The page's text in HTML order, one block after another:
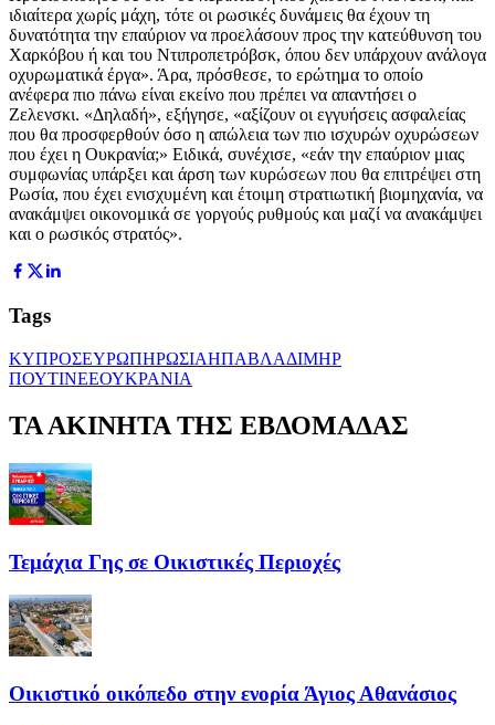
ιδιαίτερα χωρίς μάχη, τότε οι ρωσικές δυνάμεις θα έχουν τη
δυνατότητα την επαύριον να προελάσουν προς την κατεύθυνση του
Χαρκόβου ή και του Ντιπροπετρόβσκ, όπου δεν υπάρχουν ανάλογα
οχυρωματικά έργα». Άρα, πρόσθεσε, το ερώτημα το οποίο
ανέφερα πιο πάνω είναι εκείνο που πρέπει να απαντήσει ο
Ζελενσκι. «Δηλαδή», εξήγησε, «αξίζουν οι εγγυήσεις ασφαλείας
που θα προσφερθούν όσο η απώλεια των πιο ισχυρών οχυρώσεων
που έχει η Ουκρανία;» Ειδικά, συνέχισε, «εάν την επαύριον μιας
συμφωνίας υπάρξει και άρση των κυρώσεων που θα επιτρέψει στη
Ρωσία, που έχει ενισχυμένη και έτοιμη στρατιωτική βιομηχανία, να
ανακάμψει οικονομικά σε γοργούς ρυθμούς και μαζί να ανακάμψει
και ο ρωσικός στρατός».
Tags
ΚΥΠΡΟΣΕΥΡΩΠΗΡΩΣΙΑΗΠΑΒΛΑΔΙΜΗΡ
ΠΟΥΤΙΝΕΕΟΥΚΡΑΝΙΑ
ΤΑ ΑΚΙΝΗΤΑ ΤΗΣ ΕΒΔΟΜΑΔΑΣ
Τεμάχια Γης σε Οικιστικές Περιοχές
Οικιστικό οικόπεδο στην ενορία Άγιος Αθανάσιος